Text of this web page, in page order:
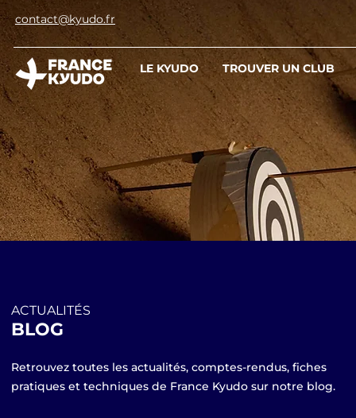
contact@kyudo.fr
LE KYUDO TROUVER UN CLUB
ACTUALITÉS
BLOG
Retrouvez toutes les actualités, comptes-rendus, fiches
pratiques et techniques de France Kyudo sur notre blog.